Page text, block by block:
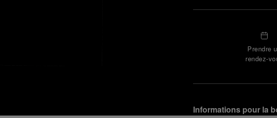
Prendre
rendez-
Informations pour la